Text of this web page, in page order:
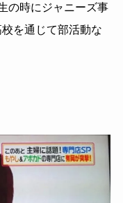
の時にジャニーズ事
を通じて部活動な